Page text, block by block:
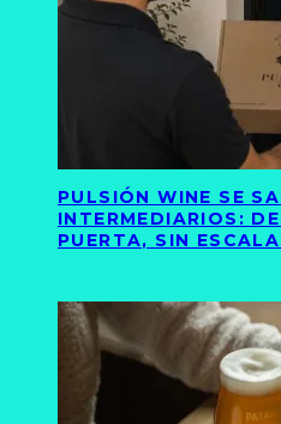
PULSIÓN WINE SE
INTERMEDIARIOS:
PUERTA, SIN